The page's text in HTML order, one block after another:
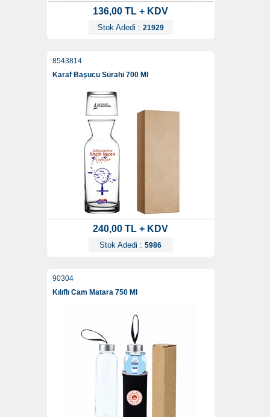
136,00 TL + KDV
Stok Adedi : 21929
8543814
Karaf Başucu Sürahi 700 Ml
240,00 TL + KDV
Stok Adedi : 5986
90304
Kılıflı Cam Matara 750 Ml